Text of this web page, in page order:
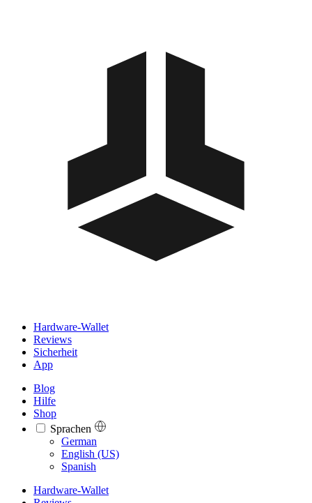
Hardware-Wallet
Reviews
Sicherheit
App
Blog
Hilfe
Shop
Sprachen
Languages
German
English (US)
Spanish
Hardware-Wallet